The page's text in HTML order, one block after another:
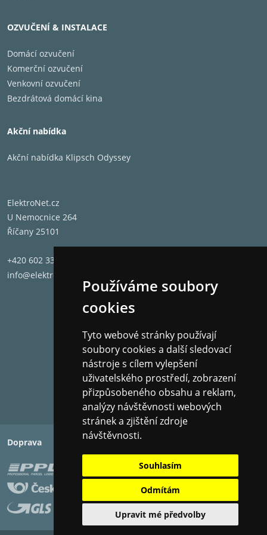
Používáme soubory
cookies
Tyto webové stránky používají
soubory cookies a další sledovací
nástroje s cílem vylepšení
uživatelského prostředí, zobrazení
přizpůsobeného obsahu a reklam,
analýzy návštěvnosti webových
stránek a zjištění zdroje
návštěvnosti.
Souhlasím
Odmítám
Upravit mé předvolby
HANA MH s hrotem MicroLine
Hrot Microline
Chvějka z tvrzeného aluminia
Výstupní úroveň 2 mV
Hmotnost 9,5 g
Barva černá
OZVUČENÍ & INSTALACE
Domácí ozvučení
Komerční ozvučení
Venkovní ozvučení
Bezdrátová domácí kina
Akční nabídka
Akční nabídka Klipsch Odyssey
ElektroNet.cz
U Nemocnice 264
Říčany 25101
+420 602 331 662
info@elektronet.cz
Doprava Platba